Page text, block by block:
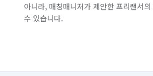
아니라, 매칭매니저가 제안한 프리랜서
수 있습니다.